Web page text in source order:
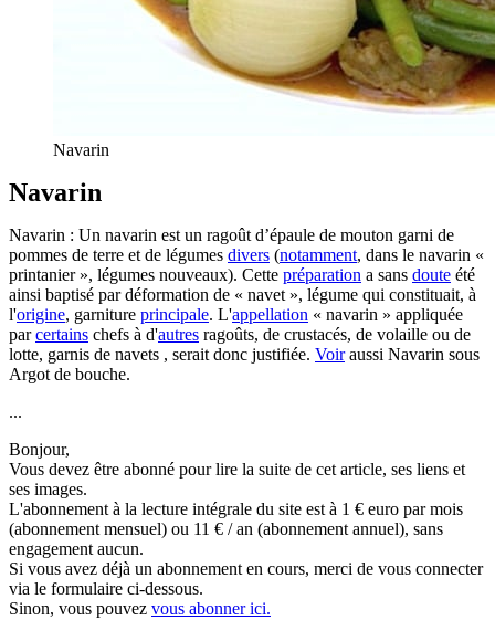
Navarin
Navarin
Navarin : Un navarin est un ragoût d’épaule de mouton garni de
pommes de terre et de légumes divers (notamment, dans le navarin «
printanier », légumes nouveaux). Cette préparation a sans doute été
ainsi baptisé par déformation de « navet », légume qui constituait, à
l'origine, garniture principale. L'appellation « navarin » appliquée
parcertains chefs à d'autres ragoûts, de crustacés, de volaille ou de
lotte, garnis de navets , serait donc justifiée. Voiraussi Navarin sous
Argot de bouche.
...
Bonjour,
Vous devez être abonné pour lire la suite de cet article, ses liens et
ses images.
L'abonnement à la lecture intégrale du site est à 1 € euro par mois
(abonnement mensuel) ou 11 € / an (abonnement annuel), sans
engagement aucun.
Si vous avez déjà un abonnement en cours, merci de vous connecter
via le formulaire ci-dessous.
Sinon, vous pouvez vous abonner ici.